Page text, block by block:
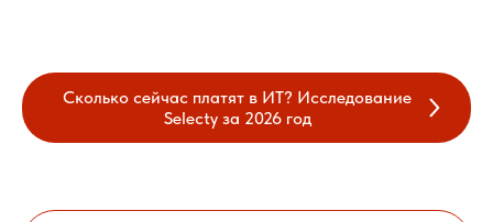
Сколько сейчас платят в ИТ? Исследование
Selecty за 2026 год